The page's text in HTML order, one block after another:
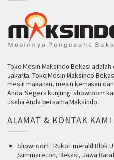
Toko Mesin Maksindo Bekasi
Jakarta. Toko Mesin Maksindo
mesin makanan, mesin kemasan
Anda. Segera kunjungi showroom
usaha Anda bersama Maksindo.
ALAMAT & KONTAK KAMI
Showroom : Ruko Emerald Blok
Summarecon, Bekasi, Jawa Barat